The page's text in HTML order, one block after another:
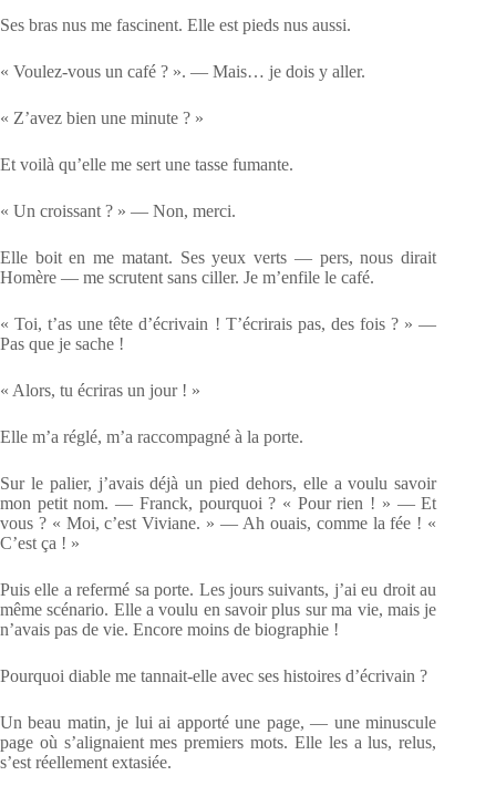
Ses bras nus me fascinent. Elle est pieds nus aussi.
« Voulez-vous un café ? ». — Mais… je dois y aller.
« Z’avez bien une minute ? »
Et voilà qu’elle me sert une tasse fumante.
« Un croissant ? » — Non, merci.
Elle boit en me matant. Ses yeux verts — pers, nous dirait
Homère — me scrutent sans ciller. Je m’enfile le café.
« Toi, t’as une tête d’écrivain ! T’écrirais pas, des fois ? » —
Pas que je sache !
« Alors, tu écriras un jour ! »
Elle m’a réglé, m’a raccompagné à la porte.
Sur le palier, j’avais déjà un pied dehors, elle a voulu savoir
mon petit nom. — Franck, pourquoi ? « Pour rien ! » — Et
vous ? « Moi, c’est Viviane. » — Ah ouais, comme la fée ! «
C’est ça ! »
Puis elle a refermé sa porte. Les jours suivants, j’ai eu droit au
même scénario. Elle a voulu en savoir plus sur ma vie, mais je
n’avais pas de vie. Encore moins de biographie !
Pourquoi diable me tannait-elle avec ses histoires d’écrivain ?
Un beau matin, je lui ai apporté une page, — une minuscule
page où s’alignaient mes premiers mots. Elle les a lus, relus,
s’est réellement extasiée.